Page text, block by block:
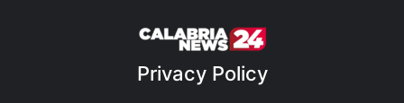
Privacy Policy